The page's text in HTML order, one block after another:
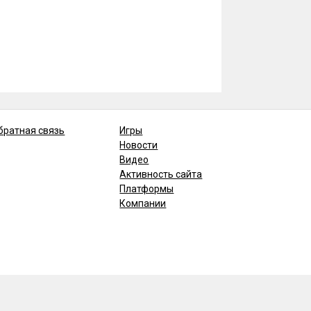
связь
Игры
Новости
Видео
Активность сайта
Платформы
Компании